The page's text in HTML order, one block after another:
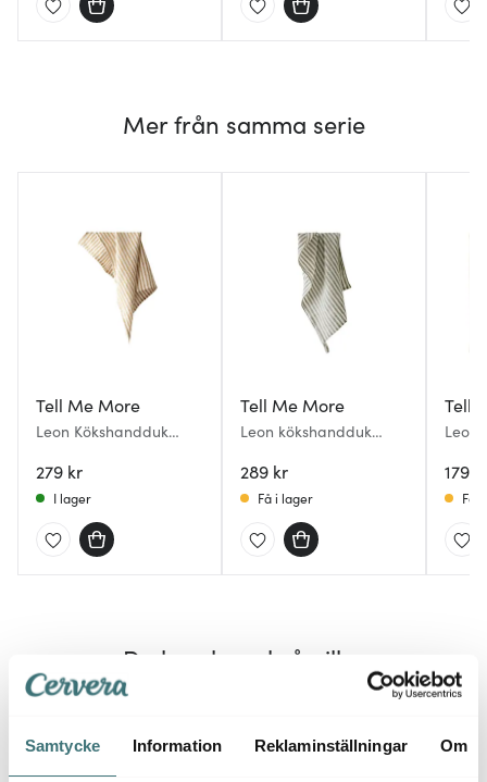
Samtycke Information Reklaminställningar Om
Mer från samma serie
Tell Me More
Leon Kökshandduk
279 kr
I lager
Tell Me More
Leon kökshandduk
289 kr
Få i lager
Tell
Leon
179
Få
Du kanske också gillar
25%